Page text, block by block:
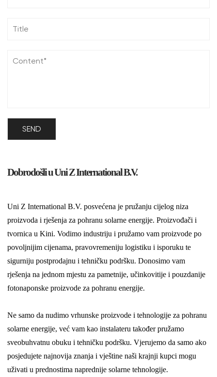
Dobrodošli u Uni Z International B.V.
Uni Z International B.V. posvećena je pružanju cijelog niza
proizvoda i rješenja za pohranu solarne energije. Proizvođači i
tvornica u Kini. Vodimo industriju i pružamo vam proizvode po
povoljnijim cijenama, pravovremeniju logistiku i isporuku te
sigurniju postprodajnu i tehničku podršku. Donosimo vam
rješenja na jednom mjestu za pametnije, učinkovitije i pouzdanije
fotonaponske proizvode za pohranu energije.
Ne samo da nudimo vrhunske proizvode i tehnologije za pohranu
solarne energije, već vam kao instalateru također pružamo
sveobuhvatnu obuku i tehničku podršku. Vjerujemo da samo ako
posjedujete najnovija znanja i vještine naši krajnji kupci mogu
uživati ​​u prednostima naprednije solarne tehnologije.